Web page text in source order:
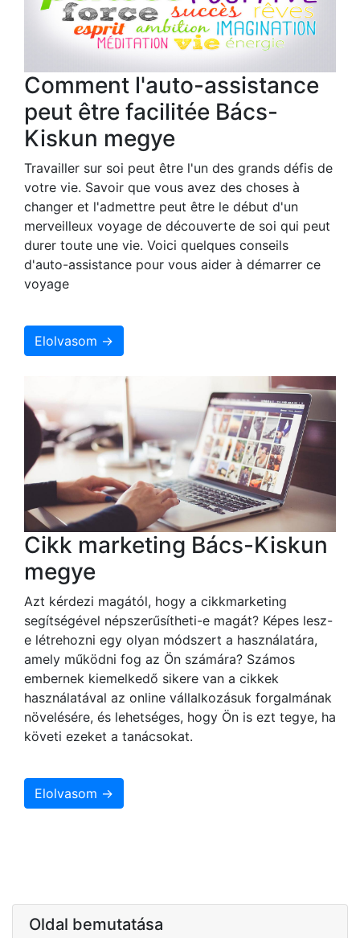
Comment l'auto-assistance
peut être facilitée Bács-
Kiskun megye
Travailler sur soi peut être l'un des grands défis de
votre vie. Savoir que vous avez des choses à
changer et l'admettre peut être le début d'un
merveilleux voyage de découverte de soi qui peut
durer toute une vie. Voici quelques conseils
d'auto-assistance pour vous aider à démarrer ce
voyage
Elolvasom →
Cikk marketing Bács-Kiskun
megye
Azt kérdezi magától, hogy a cikkmarketing
segítségével népszerűsítheti-e magát? Képes lesz-
e létrehozni egy olyan módszert a használatára,
amely működni fog az Ön számára? Számos
embernek kiemelkedő sikere van a cikkek
használatával az online vállalkozásuk forgalmának
növelésére, és lehetséges, hogy Ön is ezt tegye, ha
követi ezeket a tanácsokat.
Elolvasom →
Oldal bemutatása